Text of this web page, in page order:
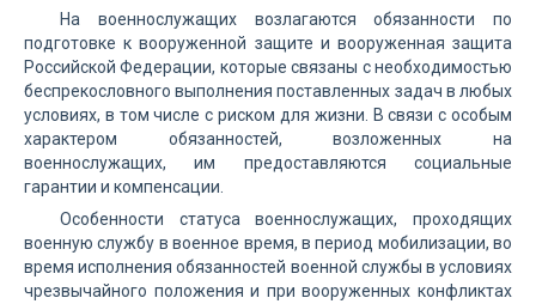
На военнослужащих возлагаются обязанности по
подготовке к вооруженной защите и вооруженная защита
Российской Федерации, которые связаны с необходимостью
беспрекословного выполнения поставленных задач в любых
условиях, в том числе с риском для жизни. В связи с особым
характером обязанностей, возложенных на
военнослужащих, им предоставляются социальные
гарантии и компенсации.
Особенности статуса военнослужащих, проходящих
военную службу в военное время, в период мобилизации, во
время исполнения обязанностей военной службы в условиях
чрезвычайного положения и при вооруженных конфликтах